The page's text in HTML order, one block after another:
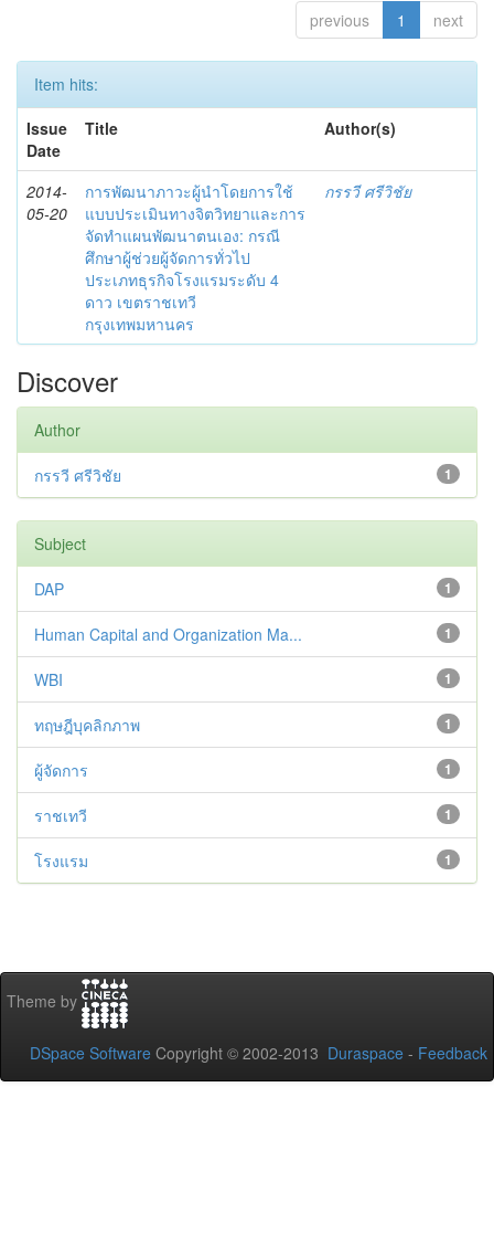
previous 1 next
Item hits:
Issue
Date
Title Author(s)
2014-
05-20
การพัฒนาภาวะผู้นำโดยการใช้
แบบประเมินทางจิตวิทยาและการ
จัดทำแผนพัฒนาตนเอง: กรณี
ศึกษาผู้ช่วยผู้จัดการทั่วไป
ประเภทธุรกิจโรงแรมระดับ 4
ดาว เขตราชเทวี
กรุงเทพมหานคร
กรรวี ศรีวิชัย
Discover
Author
1
กรรวี ศรีวิชัย
Subject
1
DAP
1
Human Capital and Organization Ma...
1
WBI
1
ทฤษฎีบุคลิกภาพ
1
ผู้จัดการ
1
ราชเทวี
1
โรงแรม
Theme by
DSpace Software Copyright © 2002-2013 Duraspace - Feedback